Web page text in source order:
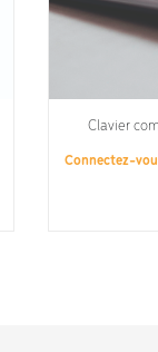
Clavier
Connectez-